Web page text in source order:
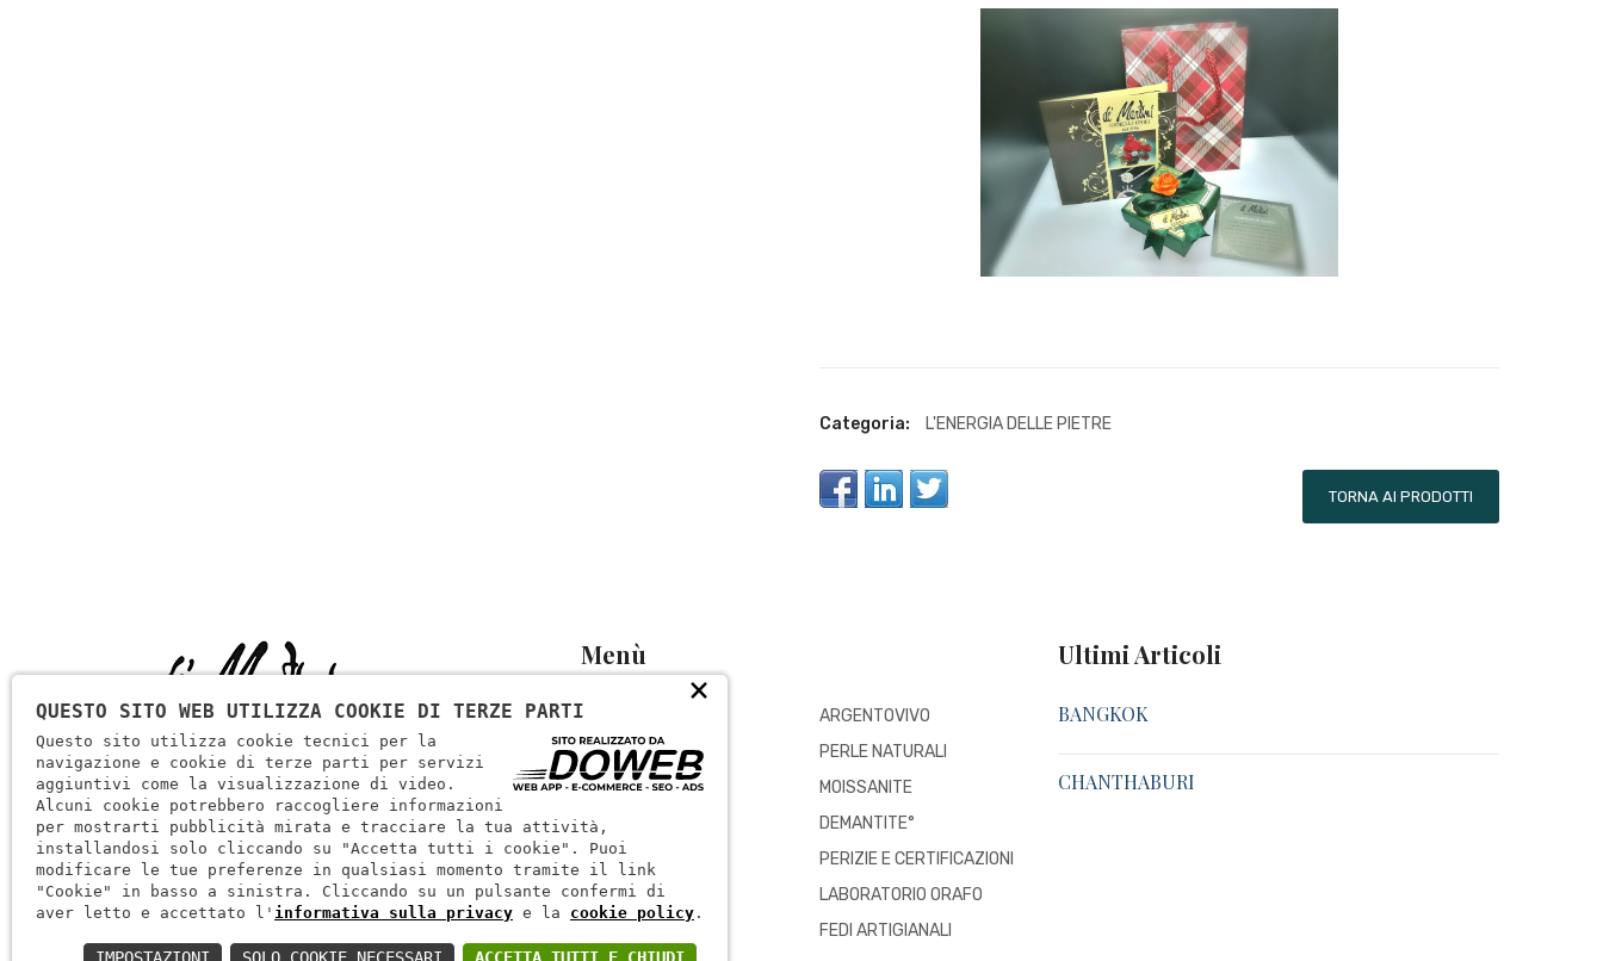
Categoria: L'ENERGIA DELLE PIETRE
TORNA AI PRODOTTI
: LABORATORIO ORAFO Via Goffredo Mameli 12 /A Borgo
Trento
:+39 045 914182 WhatsApp 3473747826
: info@demartinigioielli.it
Menù
Home
Chi siamo
Blog
Contatti
ARGENTOVIVO
PERLE NATURALI
MOISSANITE
DEMANTITE°
PERIZIE E CERTIFICAZIONI
LABORATORIO ORAFO
FEDI ARTIGIANALI
Ultimi Articoli
BANGKOK
CHANTHABURI
×
QUESTO SITO WEB UTILIZZA COOKIE DI TERZE PARTI
Questo sito utilizza cookie tecnici per la
navigazione e cookie di terze parti per servizi
aggiuntivi come la visualizzazione di video.
Alcuni cookie potrebbero raccogliere informazioni
per mostrarti pubblicità mirata e tracciare la tua attività,
installandosi solo cliccando su "Accetta tutti i cookie". Puoi
modificare le tue preferenze in qualsiasi momento tramite il link
"Cookie" in basso a sinistra. Cliccando su un pulsante confermi di
aver letto e accettato l' informativa sulla privacy e la cookie policy .